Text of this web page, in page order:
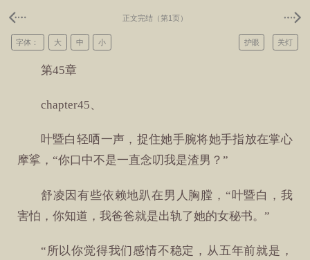
正文完结（第1页）
关灯
护眼
字体： 大 中 小
第45章
chapter45、
叶暨白轻哂一声，捉住她手腕将她手指放在掌心
摩挲，“你口中不是一直念叨我是渣男？”
舒凌因有些依赖地趴在男人胸膛，“叶暨白，我
害怕，你知道，我爸爸就是出轨了她的女秘书。”
“所以你觉得我们感情不稳定，从五年前就是，